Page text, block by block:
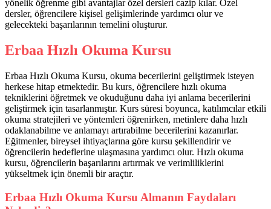
yönelik öğrenme gibi avantajlar özel dersleri cazip kılar. Özel
dersler, öğrencilere kişisel gelişimlerinde yardımcı olur ve
gelecekteki başarılarının temelini oluşturur.
Erbaa Hızlı Okuma Kursu
Erbaa Hızlı Okuma Kursu, okuma becerilerini geliştirmek isteyen
herkese hitap etmektedir. Bu kurs, öğrencilere hızlı okuma
tekniklerini öğretmek ve okuduğunu daha iyi anlama becerilerini
geliştirmek için tasarlanmıştır. Kurs süresi boyunca, katılımcılar etkili
okuma stratejileri ve yöntemleri öğrenirken, metinlere daha hızlı
odaklanabilme ve anlamayı artırabilme becerilerini kazanırlar.
Eğitmenler, bireysel ihtiyaçlarına göre kursu şekillendirir ve
öğrencilerin hedeflerine ulaşmasına yardımcı olur. Hızlı okuma
kursu, öğrencilerin başarılarını artırmak ve verimliliklerini
yükseltmek için önemli bir araçtır.
Erbaa Hızlı Okuma Kursu Almanın Faydaları